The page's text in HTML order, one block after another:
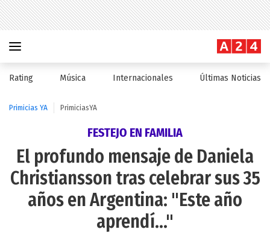
Rating Música Internacionales Últimas Noticias
Primicias YA PrimiciasYA
FESTEJO EN FAMILIA
El profundo mensaje de Daniela
Christiansson tras celebrar sus 35
años en Argentina: "Este año
aprendí..."